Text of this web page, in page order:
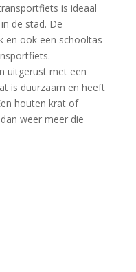
is ideaal
de stad. De
en ook een schooltas
uitgerust met een
is duurzaam en heeft
houten krat of
weer meer die